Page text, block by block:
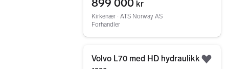
899 000 kr
Kirkenær ∙ ATS Norway AS
Forhandler
Volvo L70 med HD hydraulikk